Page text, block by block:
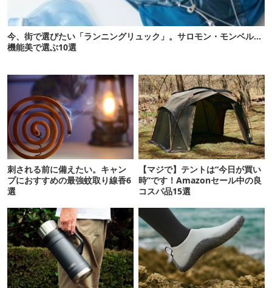
今、街で選びたい「ランニングリュック」。サロモン・モンベル…
機能美で選ぶ10選
刺される前に備えたい。キャン
プにおすすめの最強蚊取り線香6
選
【マジで】テントは“今日が買い
時”です！Amazonセール中の良
コスパ品15選